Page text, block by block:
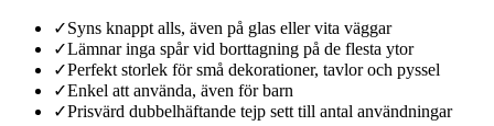
✓Syns knappt alls, även på glas eller vita väggar
✓Lämnar inga spår vid borttagning på de flesta ytor
✓Perfekt storlek för små dekorationer, tavlor och pyssel
✓Enkel att använda, även för barn
✓Prisvärd dubbelhäftande tejp sett till antal användningar